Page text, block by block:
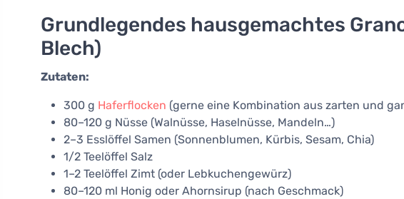
Grundlegendes hausgemachtes
Blech)
Zutaten:
300 g Haferflocken (gerne eine Kombination aus zarten und
80–120 g Nüsse (Walnüsse, Haselnüsse, Mandeln…)
2–3 Esslöffel Samen (Sonnenblumen, Kürbis, Sesam, Chia)
1/2 Teelöffel Salz
1–2 Teelöffel Zimt (oder Lebkuchengewürz)
80–120 ml Honig oder Ahornsirup (nach Geschmack)